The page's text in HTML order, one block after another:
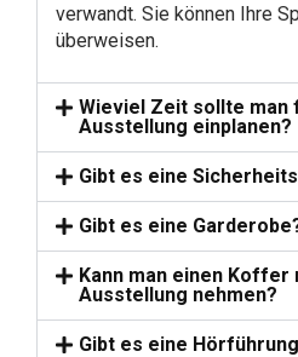
verwandt. Sie können Ihre
überweisen.
Wieviel Zeit sollte man
Ausstellung einplanen?
Gibt es eine
Gibt es eine
Kann man einen Koffer
Ausstellung nehmen?
Gibt es eine